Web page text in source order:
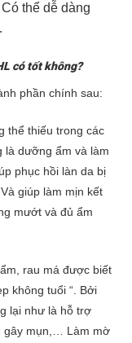
thể dễ dàng
có tốt không?
phần chính sau:
thể thiếu trong các
là dưỡng ẩm và làm
phục hồi làn da bị
giúp làm mịn kết
mướt và đủ ẩm
rau má được biết
không tuổi “. Bởi
lại như là hỗ trợ
gây mụn,… Làm mờ